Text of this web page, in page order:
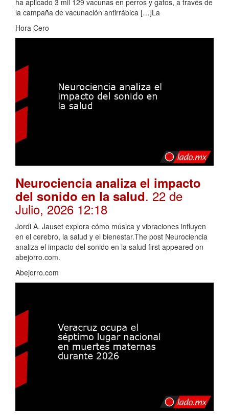
la campaña de vacunación antirrábica […]La
Hora Cero
Neurociencia analiza el impacto
del sonido en la salud. 22 de
Julio, 2026 12:18
Jordi A. Jauset explora cómo música y vibraciones influyen
en el cerebro, la salud y el bienestar.The post Neurociencia
analiza el impacto del sonido en la salud first appeared on
abejorro.com.
Abejorro.com